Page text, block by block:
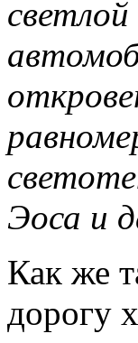
Эоса и
Как же
дорогу